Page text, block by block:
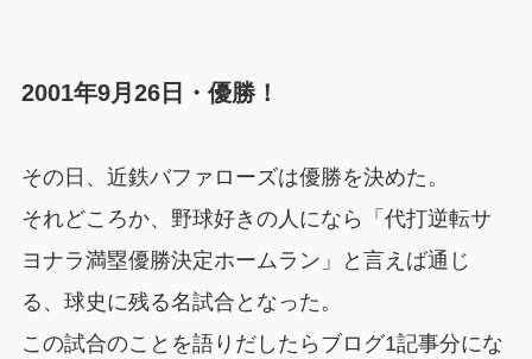
2001年9月26日・優勝！
その日、近鉄バファローズは優勝を決めた。
それどころか、野球好きの人になら「代打逆転サ
ヨナラ満塁優勝決定ホームラン」と言えば通じ
る、球史に残る名試合となった。
この試合のことを語りだしたらブログ1記事分にな